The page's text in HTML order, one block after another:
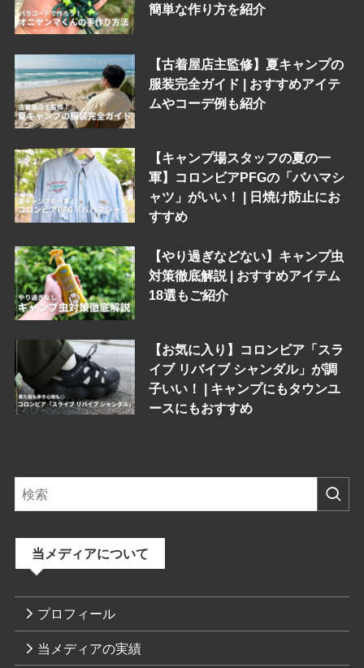
簡単な作り方を紹介
【古着屋店主監修】夏キャンプの
服装完全ガイド | おすすめアイテ
ムやコーデ例も紹介
【キャンプ場スタッフの夏の一
軍】コロンビアPFGの「バハマシ
ャツ」がいい！ | 日焼け防止にお
すすめ
【やり過ぎなどない】キャンプ虫
対策徹底解説 | おすすめアイテム
18選もご紹介
【お気に入り】コロンビア「スラ
イブ リバイブ シャンダル」が調
子いい！ | キャンプにもタウンユ
ースにもおすすめ
当メディアについて
プロフィール
当メディアの実績